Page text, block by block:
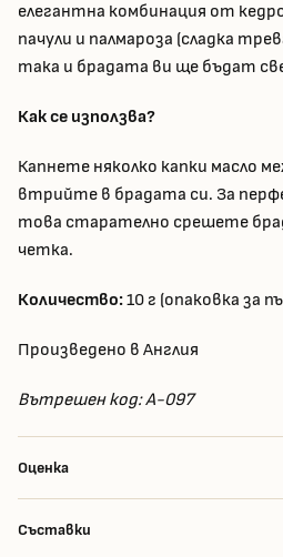
елегантна комбинация от
пачули и палмароза (сладка
така и брадата ви ще бъдат
Как се използва?
Капнете няколко капки масло
втрийте в брадата си. За
това старателно срешете
четка.
Количество:10 г (опаковка за
Произведено в Англия
Вътрешен код: A-097
Оценка
Съставки